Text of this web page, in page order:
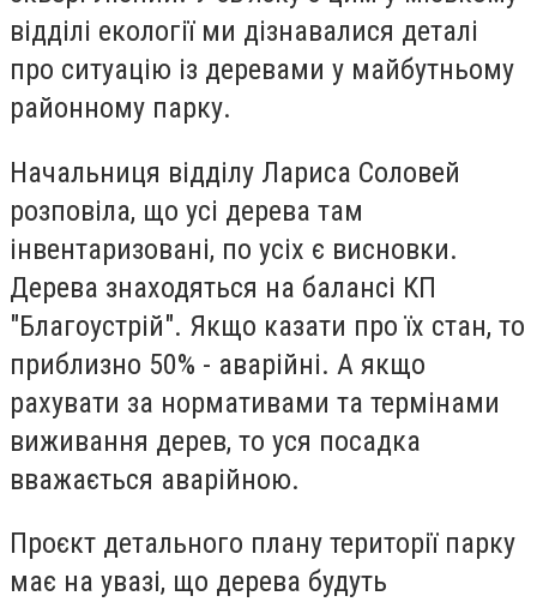
відділі екології ми дізнавалися деталі
про ситуацію із деревами у майбутньому
районному парку.
Начальниця відділу Лариса Соловей
розповіла, що усі дерева там
інвентаризовані, по усіх є висновки.
Дерева знаходяться на балансі КП
"Благоустрій". Якщо казати про їх стан, то
приблизно 50% - аварійні. А якщо
рахувати за нормативами та термінами
виживання дерев, то уся посадка
вважається аварійною.
Проєкт детального плану території парку
має на увазі, що дерева будуть